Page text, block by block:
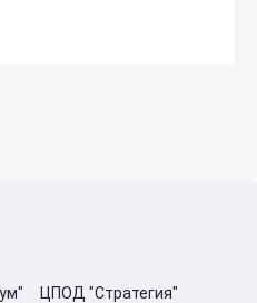
ЦПОД "Стратегия"